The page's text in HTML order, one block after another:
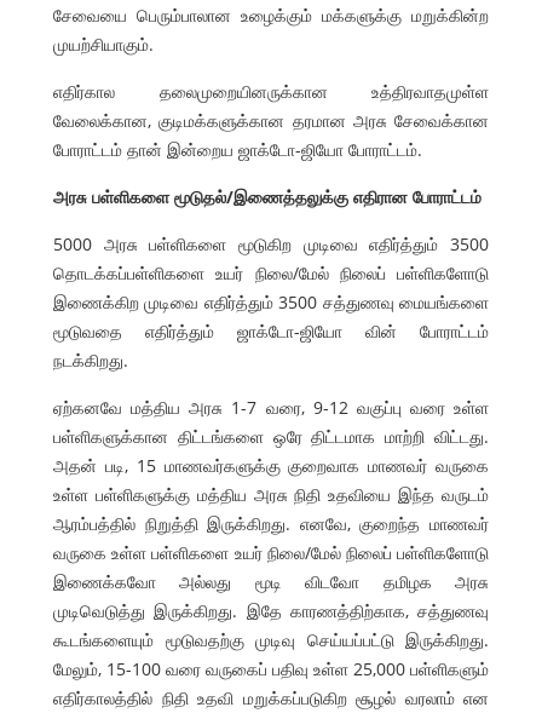
சேவையை பெரும்பாலான உழைக்கும் மக்களுக்கு மறுக்கின்ற
முயற்சியாகும்.
எதிர்கால தலைமுறையினருக்கான உத்திரவாதமுள்ள
வேலைக்கான, குடிமக்களுக்கான தரமான அரசு சேவைக்கான
போராட்டம் தான் இன்றைய ஜாக்டோ-ஜியோ போராட்டம்.
அரசு பள்ளிகளை மூடுதல்/இணைத்தலுக்கு எதிரான போராட்டம்
5000 அரசு பள்ளிகளை மூடுகிற முடிவை எதிர்த்தும் 3500
தொடக்கப்பள்ளிகளை உயர் நிலை/மேல் நிலைப் பள்ளிகளோடு
இணைக்கிற முடிவை எதிர்த்தும் 3500 சத்துணவு மையங்களை
மூடுவதை எதிர்த்தும் ஜாக்டோ-ஜியோ வின் போராட்டம்
நடக்கிறது.
ஏற்கனவே மத்திய அரசு 1-7 வரை, 9-12 வகுப்பு வரை உள்ள
பள்ளிகளுக்கான திட்டங்களை ஒரே திட்டமாக மாற்றி விட்டது.
அதன் படி, 15 மாணவர்களுக்கு குறைவாக மாணவர் வருகை
உள்ள பள்ளிகளுக்கு மத்திய அரசு நிதி உதவியை இந்த வருடம்
ஆரம்பத்தில் நிறுத்தி இருக்கிறது. எனவே, குறைந்த மாணவர்
வருகை உள்ள பள்ளிகளை உயர் நிலை/மேல் நிலைப் பள்ளிகளோடு
இணைக்கவோ அல்லது மூடி விடவோ தமிழக அரசு
முடிவெடுத்து இருக்கிறது. இதே காரணத்திற்காக, சத்துணவு
கூடங்களையும் மூடுவதற்கு முடிவு செய்யப்பட்டு இருக்கிறது.
மேலும், 15-100 வரை வருகைப் பதிவு உள்ள 25,000 பள்ளிகளும்
எதிர்காலத்தில் நிதி உதவி மறுக்கப்படுகிற சூழல் வரலாம் என